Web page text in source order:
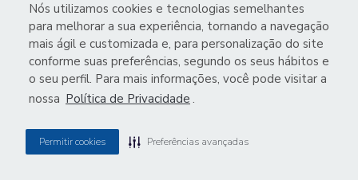
Nós utilizamos cookies e tecnologias semelhantes
para melhorar a sua experiência, tornando a navegação
mais ágil e customizada e, para personalização do site
conforme suas preferências, segundo os seus hábitos e
o seu perfil. Para mais informações, você pode visitar a
nossa Política de Privacidade .
Permitir cookies Preferências avançadas
MINUTES OF THE FISCAL COUNCILS MEETING
Privacy Central
VSTE3 R$ 3.15